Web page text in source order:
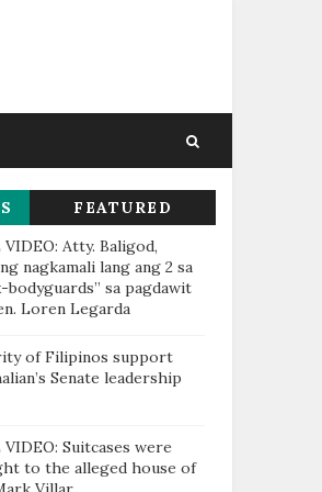
FEATURED
Atty. Baligod,
nagkamali lang ang 2 sa
bodyguards” sa pagdawit
Loren Legarda
of Filipinos support
Senate leadership
Suitcases were
to the alleged house of